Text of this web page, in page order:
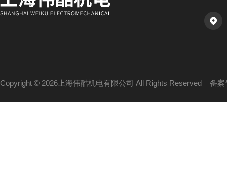
Copyright © 2026上海伟酷机电有限公司 All Rights Reserved 备案